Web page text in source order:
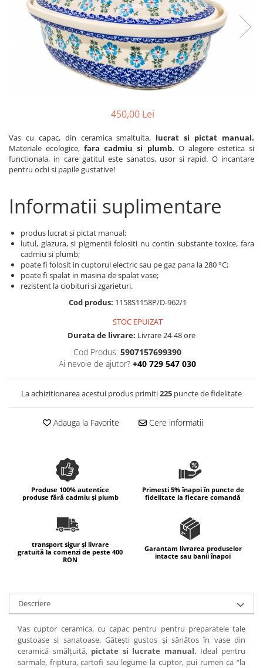
Boluri
Recipiente depozitare
Colectiile Flowers
Colectia Forget-me-nots
Colectia Basket of Blue
Colectii Artistice
Colectiile Country
Colectia Little Flowers
Colectia Berries
Colectia Butterfly Dance
Colectia Morning Sunrise
Colectia Infinity
Colectia Morning Glory
Colectia Blue Sea
Colectia Wild Hearts
Colectia Blue Spring
450,00 Lei
Vas cu capac, din ceramica smaltuita, lucrat si pictat manual.
Materiale ecologice, fara cadmiu si plumb. O alegere estetica si
functionala, in care gatitul este sanatos, usor si rapid. O incantare
pentru ochi si papile gustative!
Informatii suplimentare
produs lucrat si pictat manual;
lutul, glazura, si pigmentii folositi nu contin substante toxice, fara
cadmiu si plumb;
poate fi folosit in cuptorul electric sau pe gaz pana la 280 °C;
poate fi spalat in masina de spalat vase;
rezistent la ciobituri si zgarieturi.
Cod produs: 1158S1158P/D-962/1
STOC EPUIZAT
Durata de livrare: Livrare 24-48 ore
Cod Produs: 5907157699390
Ai nevoie de ajutor? +40 729 547 030
La achizitionarea acestui produs primiti225 puncte de fidelitate
Adauga la Favorite Cere informatii
Produse 100% autentice
produse fără cadmiu și plumb
Primești 5% înapoi în puncte de
fidelitate la fiecare comandă
transport sigur și livrare
gratuită la comenzi de peste 400
RON
Garantam livrarea produselor
intacte sau banii înapoi
Descriere
Vas cuptor ceramica, cu capac pentru pentru preparatele tale
gustoase si sanatoase. Gătești gustos și sănătos în vase din
ceramică smălțuită, pictate si lucrate manual. Ideal pentru
sarmale, friptura, cartofi sau legume la cuptor, pui rumen ca “la